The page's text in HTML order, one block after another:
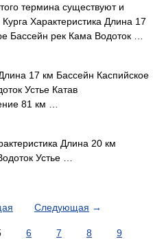
термина существуют и
Характеристика Длина 17
Бассейн рек Кама Водоток …
17 км Бассейн Каспийское
Устье Катав
81 км …
Длина 20 км
Устье …
Следующая →
6 7 8
9